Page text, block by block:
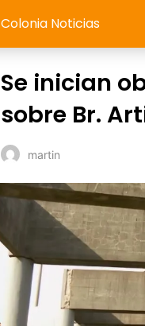
Colonia Noticias
Se inician
sobre Br.
martin